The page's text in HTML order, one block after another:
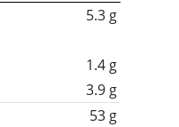
5.3 g
1.4 g
3.9 g
53 g